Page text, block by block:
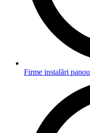
Firme instalări